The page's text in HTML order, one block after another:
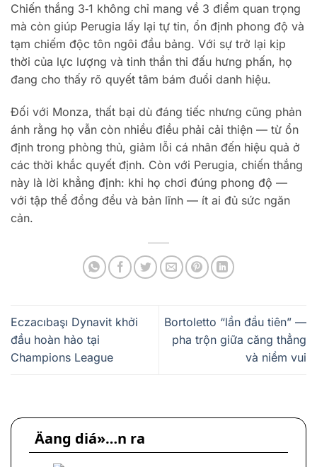
Chiến thắng 3‑1 không chỉ mang về 3 điểm quan trọng
mà còn giúp Perugia lấy lại tự tin, ổn định phong độ và
tạm chiếm độc tôn ngôi đầu bảng. Với sự trở lại kịp
thời của lực lượng và tinh thần thi đấu hưng phấn, họ
đang cho thấy rõ quyết tâm bám đuổi danh hiệu.
Đối với Monza, thất bại dù đáng tiếc nhưng cũng phản
ánh rằng họ vẫn còn nhiều điều phải cải thiện — từ ổn
định trong phòng thủ, giảm lỗi cá nhân đến hiệu quả ở
các thời khắc quyết định. Còn với Perugia, chiến thắng
này là lời khẳng định: khi họ chơi đúng phong độ —
với tập thể đồng đều và bản lĩnh — ít ai đủ sức ngăn
cản.
Eczacıbaşı Dynavit khởi
đầu hoàn hảo tại
Champions League
Bortoletto “lần đầu tiên” —
pha trộn giữa căng thẳng
và niềm vui
Äang diá»…n ra